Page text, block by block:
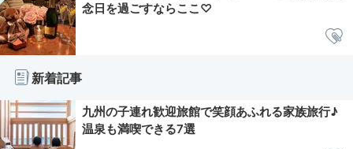
念日を過ごすならここ♡
新着記事
九州の子連れ歓迎旅館で笑顔あふれる家族旅行♪
温泉も満喫できる7選